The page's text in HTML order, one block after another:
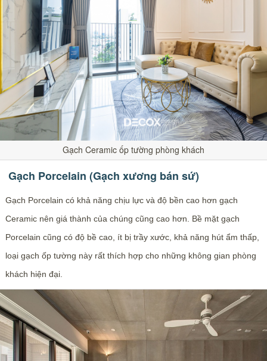
Gạch Ceramic ốp tường phòng khách
Gạch Porcelain (Gạch xương bán sứ)
Gạch Porcelain có khả năng chịu lực và độ bền cao hơn gạch
Ceramic nên giá thành của chúng cũng cao hơn. Bề mặt gạch
Porcelain cũng có độ bề cao, ít bị trầy xước, khả năng hút ẩm thấp,
loại gạch ốp tường này rất thích hợp cho những không gian phòng
khách hiện đại.